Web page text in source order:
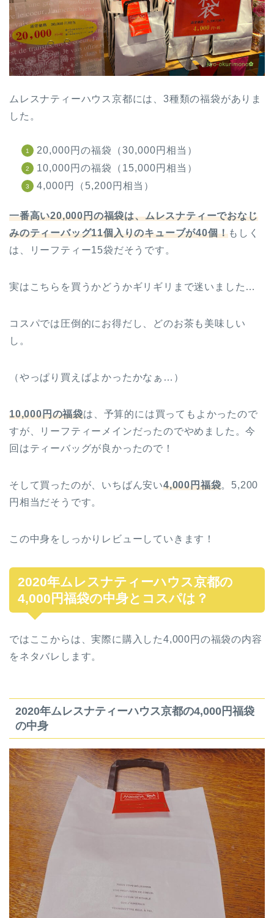
ムレスナティーハウス京都には、3種類の福袋がありま
した。
20,000円の福袋（30,000円相当）
10,000円の福袋（15,000円相当）
4,000円（5,200円相当）
一番高い20,000円の福袋は、ムレスナティーでおなじ
みのティーバッグ11個入りのキューブが40個！もしく
は、リーフティー15袋だそうです。
実はこちらを買うかどうかギリギリまで迷いました…
コスパでは圧倒的にお得だし、どのお茶も美味しい
し。
（やっぱり買えばよかったかなぁ…）
10,000円の福袋は、予算的には買ってもよかったので
すが、リーフティーメインだったのでやめました。今
回はティーバッグが良かったので！
そして買ったのが、いちばん安い4,000円福袋。5,200
円相当だそうです。
この中身をしっかりレビューしていきます！
2020年ムレスナティーハウス京都の
4,000円福袋の中身とコスパは？
ではここからは、実際に購入した4,000円の福袋の内容
をネタバレします。
2020年ムレスナティーハウス京都の4,000円福袋
の中身